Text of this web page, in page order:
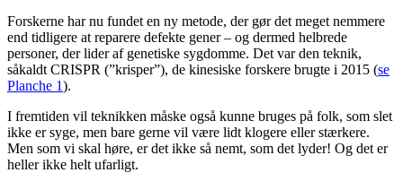
Forskerne har nu fundet en ny metode, der gør det meget nemmere
end tidligere at reparere defekte gener – og dermed helbrede
personer, der lider af genetiske sygdomme. Det var den teknik,
såkaldt CRISPR (”krisper”), de kinesiske forskere brugte i 2015 (se
Planche 1).
I fremtiden vil teknikken måske også kunne bruges på folk, som slet
ikke er syge, men bare gerne vil være lidt klogere eller stærkere.
Men som vi skal høre, er det ikke så nemt, som det lyder! Og det er
heller ikke helt ufarligt.